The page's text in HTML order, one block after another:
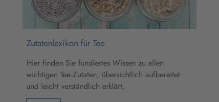
Zutatenlexikon für Tee
Hier finden Sie fundiertes Wissen zu allen
wichtigen Tee‑Zutaten, übersichtlich aufbereitet
und leicht verständlich erklärt.